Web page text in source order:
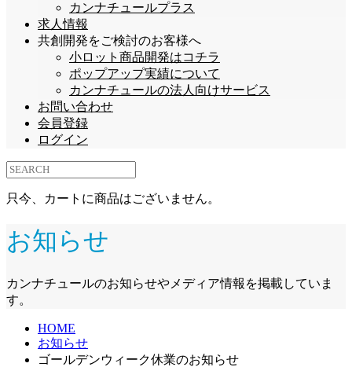
カンナチュールプラス
求人情報
共創開発をご検討のお客様へ
小ロット商品開発はコチラ
ポップアップ実績について
カンナチュールの法人向けサービス
お問い合わせ
会員登録
ログイン
只今、カートに商品はございません。
お知らせ
カンナチュールのお知らせやメディア情報を掲載していま
す。
HOME
お知らせ
ゴールデンウィーク休業のお知らせ